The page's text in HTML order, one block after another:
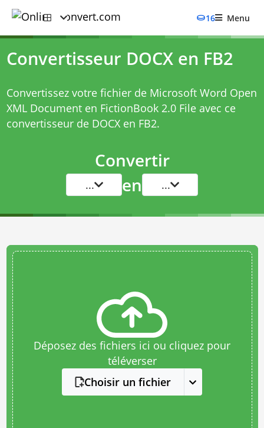
16 Menu
Convertisseur DOCX en FB2
Convertissez votre fichier de Microsoft Word Open
XML Document en FictionBook 2.0 File avec ce
convertisseur de DOCX en FB2.
Convertir
... en ...
Déposez des fichiers ici ou cliquez pour
téléverser
Choisir un fichier